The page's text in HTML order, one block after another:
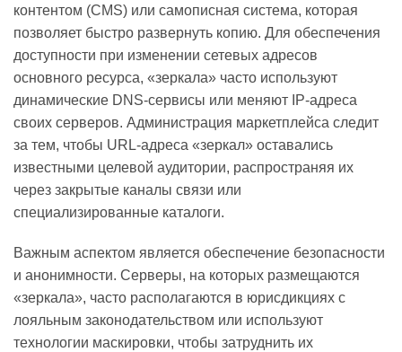
контентом (CMS) или самописная система, которая
позволяет быстро развернуть копию. Для обеспечения
доступности при изменении сетевых адресов
основного ресурса, «зеркала» часто используют
динамические DNS-сервисы или меняют IP-адреса
своих серверов. Администрация маркетплейса следит
за тем, чтобы URL-адреса «зеркал» оставались
известными целевой аудитории, распространяя их
через закрытые каналы связи или
специализированные каталоги.
Важным аспектом является обеспечение безопасности
и анонимности. Серверы, на которых размещаются
«зеркала», часто располагаются в юрисдикциях с
лояльным законодательством или используют
технологии маскировки, чтобы затруднить их